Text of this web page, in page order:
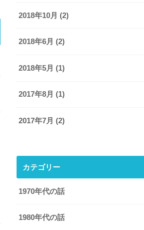
2018年10月 (2)
2018年6月 (2)
2018年5月 (1)
2017年8月 (1)
2017年7月 (2)
カテゴリー
1970年代の話
1980年代の話